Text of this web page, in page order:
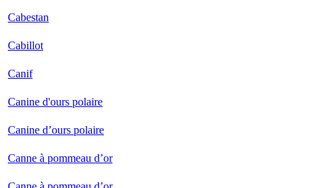
Cabestan
Cabillot
Canif
Canine d'ours polaire
Canine d’ours polaire
Canne à pommeau d’or